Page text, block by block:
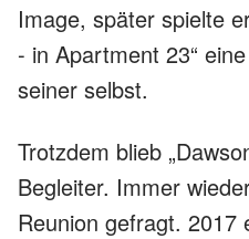
Image, später spielte
- in Apartment 23“
seiner selbst.
Trotzdem blieb
Begleiter. Immer
Reunion gefragt.